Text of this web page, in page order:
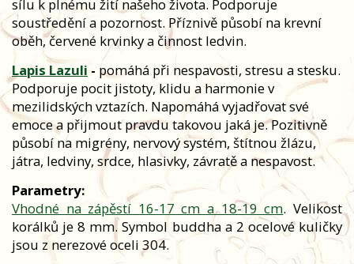
sílu k plnému žití našeho života. Podporuje
soustředění a pozornost. Příznivě působí na krevní
oběh, červené krvinky a činnost ledvin.
Lapis Lazuli - pomáhá při nespavosti, stresu a stesku.
Podporuje pocit jistoty, klidu a harmonie v
mezilidských vztazích. Napomáhá vyjadřovat své
emoce a přijmout pravdu takovou jaká je. Pozitivně
působí na migrény, nervový systém, štítnou žlázu,
játra, ledviny, srdce, hlasivky, závratě a nespavost.
Parametry:
Vhodné na zápěstí 16-17 cm a 18-19 cm. Velikost
korálků je 8 mm. Symbol buddha a 2 ocelové kuličky
jsou z nerezové oceli 304.